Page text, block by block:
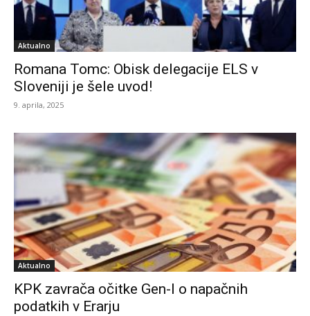
Aktualno
Romana Tomc: Obisk delegacije ELS v
Sloveniji je šele uvod!
9. aprila, 2025
Aktualno
KPK zavrača očitke Gen-I o napačnih
podatkih v Erarju